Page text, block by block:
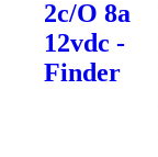
2c/O 8a
12vdc -
Finder